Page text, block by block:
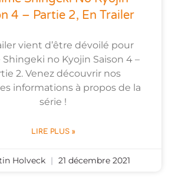
4 – Partie 2, En Trailer
vient d’être dévoilé pour
Shingeki no Kyojin Saison 4 –
2. Venez découvrir nos
informations à propos de la
série !
LIRE PLUS »
Holveck 21 décembre 2021